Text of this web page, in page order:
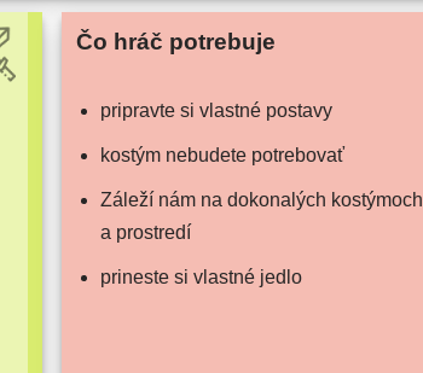
Čo hráč potrebuje
pri­prav­te si vlast­né postavy
kos­tým nebu­de­te potrebovať
Záleží nám na doko­na­lých kos­tý­moch
a prostredí
pri­nes­te si vlast­né jedlo